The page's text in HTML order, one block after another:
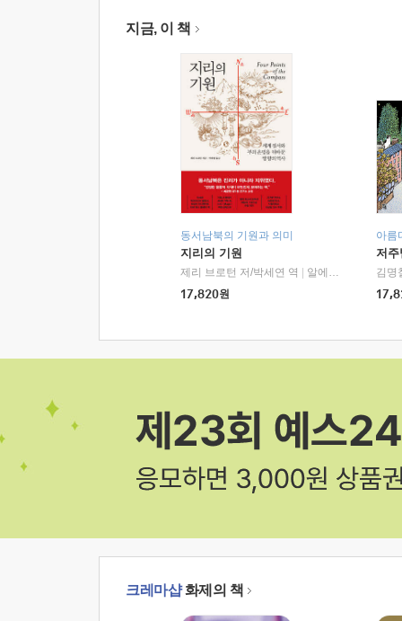
지금, 이 책
동서남북의 기원과 의미
지리의 기원
제리 브로턴 저/박세연 역
알에이치코리아(RHK)
17,820원
아름
저
김명
크레마샵화제의 책